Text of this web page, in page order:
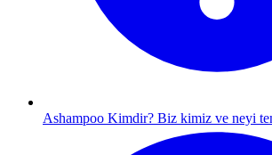
Ashampoo Kimdir? Biz kimiz ve neyi